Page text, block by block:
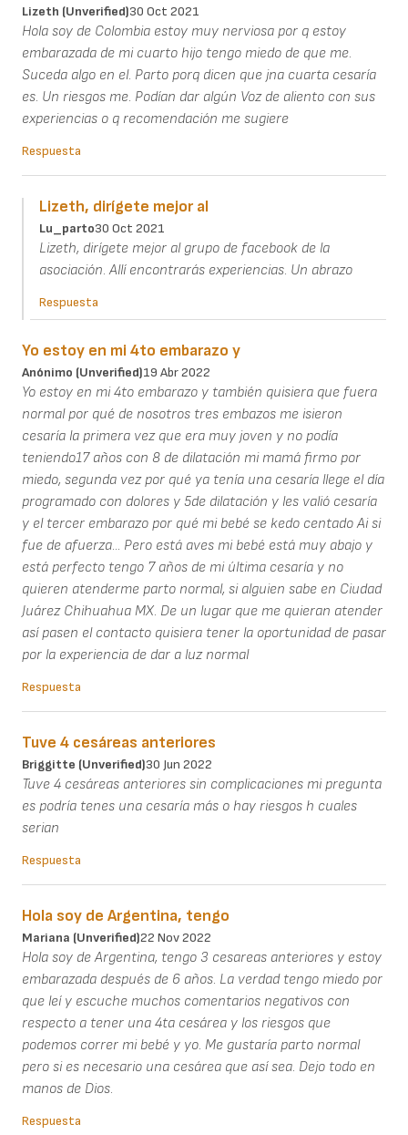
Lizeth (unverified)30 Oct 2021
Hola soy de Colombia estoy muy nerviosa por q estoy
embarazada de mi cuarto hijo tengo miedo de que me.
Suceda algo en el. Parto porq dicen que jna cuarta cesaría
es. Un riesgos me. Podían dar algún Voz de aliento con sus
experiencias o q recomendación me sugiere
Respuesta
Lizeth, dirígete mejor al
Lu_parto30 Oct 2021
Lizeth, dirígete mejor al grupo de facebook de la
asociación. Allí encontrarás experiencias. Un abrazo
Respuesta
Yo estoy en mi 4to embarazo y
Anónimo (unverified)19 Abr 2022
Yo estoy en mi 4to embarazo y también quisiera que fuera
normal por qué de nosotros tres embazos me isieron
cesaría la primera vez que era muy joven y no podía
teniendo17 años con 8 de dilatación mi mamá firmo por
miedo, segunda vez por qué ya tenía una cesaría llege el día
programado con dolores y 5de dilatación y les valió cesaría
y el tercer embarazo por qué mi bebé se kedo centado Ai si
fue de afuerza... Pero está aves mi bebé está muy abajo y
está perfecto tengo 7 años de mi última cesaría y no
quieren atenderme parto normal, si alguien sabe en Ciudad
Juárez Chihuahua MX. De un lugar que me quieran atender
así pasen el contacto quisiera tener la oportunidad de pasar
por la experiencia de dar a luz normal
Respuesta
Tuve 4 cesáreas anteriores
Briggitte (unverified)30 Jun 2022
Tuve 4 cesáreas anteriores sin complicaciones mi pregunta
es podría tenes una cesaría más o hay riesgos h cuales
serian
Respuesta
Hola soy de Argentina, tengo
Mariana (unverified)22 Nov 2022
Hola soy de Argentina, tengo 3 cesareas anteriores y estoy
embarazada después de 6 años. La verdad tengo miedo por
que leí y escuche muchos comentarios negativos con
respecto a tener una 4ta cesárea y los riesgos que
podemos correr mi bebé y yo. Me gustaría parto normal
pero si es necesario una cesárea que así sea. Dejo todo en
manos de Dios.
Respuesta